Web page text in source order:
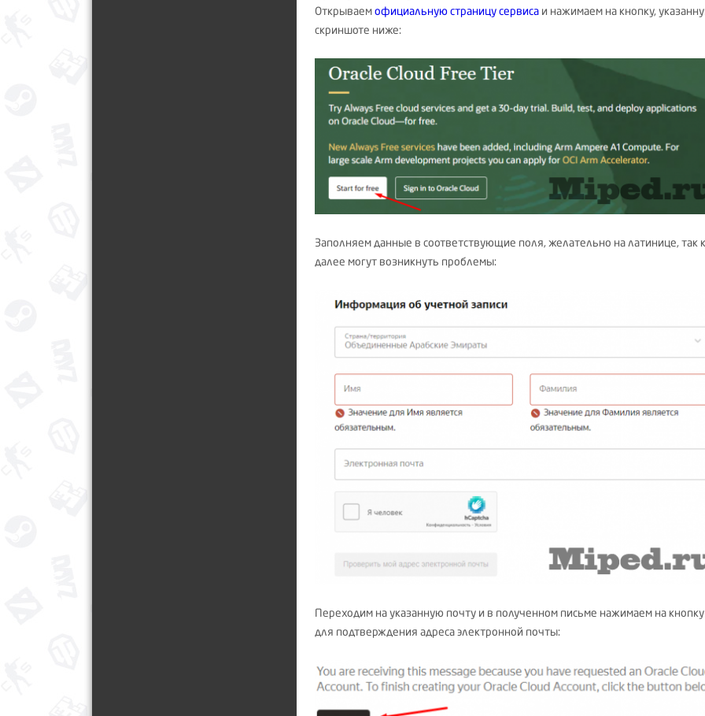
Открываемофициальную страницу сервиса и нажимаем на кнопку,
скриншоте ниже:
Заполняем данные в соответствующие поля, желательно на латинице, так
далее могут возникнуть проблемы:
Переходим на указанную почту и в полученном письме нажимаем на кнопку
для подтверждения адреса электронной почты: